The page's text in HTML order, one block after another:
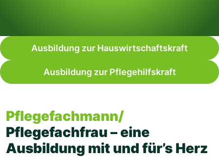
Ausbildung zur Hauswirtschaftskraft
Ausbildung zur Pflegehilfskraft
Pflegefachmann/
Pflegefachfrau – eine
Ausbildung mit und für’s Herz